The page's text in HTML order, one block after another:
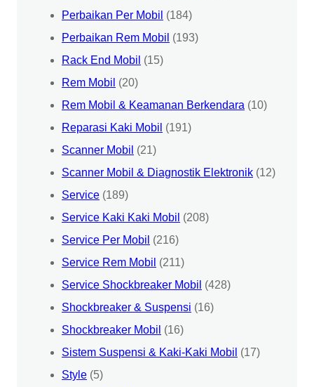
Perbaikan Per Mobil (184)
Perbaikan Rem Mobil (193)
Rack End Mobil (15)
Rem Mobil (20)
Rem Mobil & Keamanan Berkendara (10)
Reparasi Kaki Mobil (191)
Scanner Mobil (21)
Scanner Mobil & Diagnostik Elektronik (12)
Service (189)
Service Kaki Kaki Mobil (208)
Service Per Mobil (216)
Service Rem Mobil (211)
Service Shockbreaker Mobil (428)
Shockbreaker & Suspensi (16)
Shockbreaker Mobil (16)
Sistem Suspensi & Kaki-Kaki Mobil (17)
Style (5)